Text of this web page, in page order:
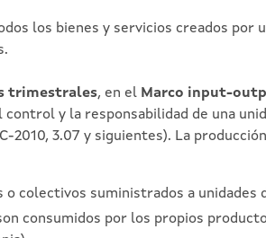
los bienes y servicios creados por
trimestrales, en el Marco input-
control y la responsabilidad de una
2010, 3.07 y siguientes). La
colectivos suministrados a
consumidos por los propios